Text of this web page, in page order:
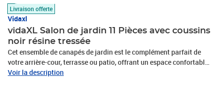
Livraison offerte
Vidaxl
vidaXL Salon de jardin 11 Pièces avec coussins
noir résine tressée
Cet ensemble de canapés de jardin est le complément parfait de
votre arrière-cour, terrasse ou patio, offrant un espace confortable
et accueillant pour discuter avec la famille et les amis ou
Voir la description